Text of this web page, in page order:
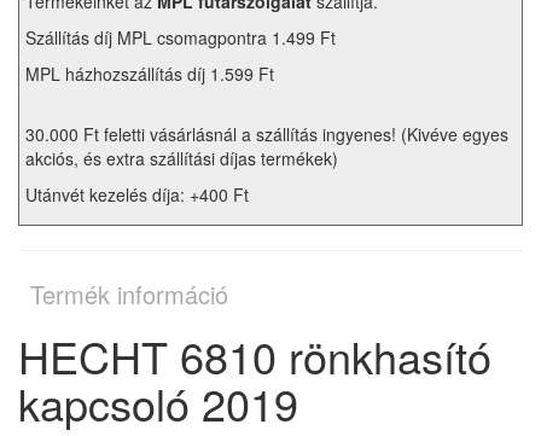
Szállítás díj MPL csomagpontra 1.499 Ft
MPL házhozszállítás díj 1.599 Ft
30.000 Ft feletti vásárlásnál a szállítás ingyenes! (Kivéve egyes
akciós, és extra szállítási díjas termékek)
Utánvét kezelés díja: +400 Ft
Termék információ
HECHT 6810 rönkhasító
kapcsoló 2019